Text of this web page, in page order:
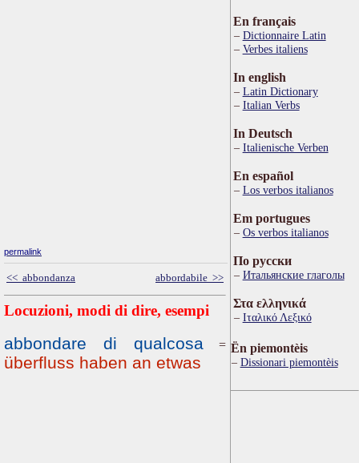
permalink
<< abbondanza abbordabile >>
Locuzioni, modi di dire, esempi
abbondare di qualcosa =
überfluss haben an etwas
En français
Dictionnaire Latin
Verbes italiens
In english
Latin Dictionary
Italian Verbs
In Deutsch
Italienische Verben
En español
Los verbos italianos
Em portugues
Os verbos italianos
По русски
Итальянские глаголы
Στα ελληνικά
Ιταλικό Λεξικό
Ën piemontèis
Dissionari piemontèis